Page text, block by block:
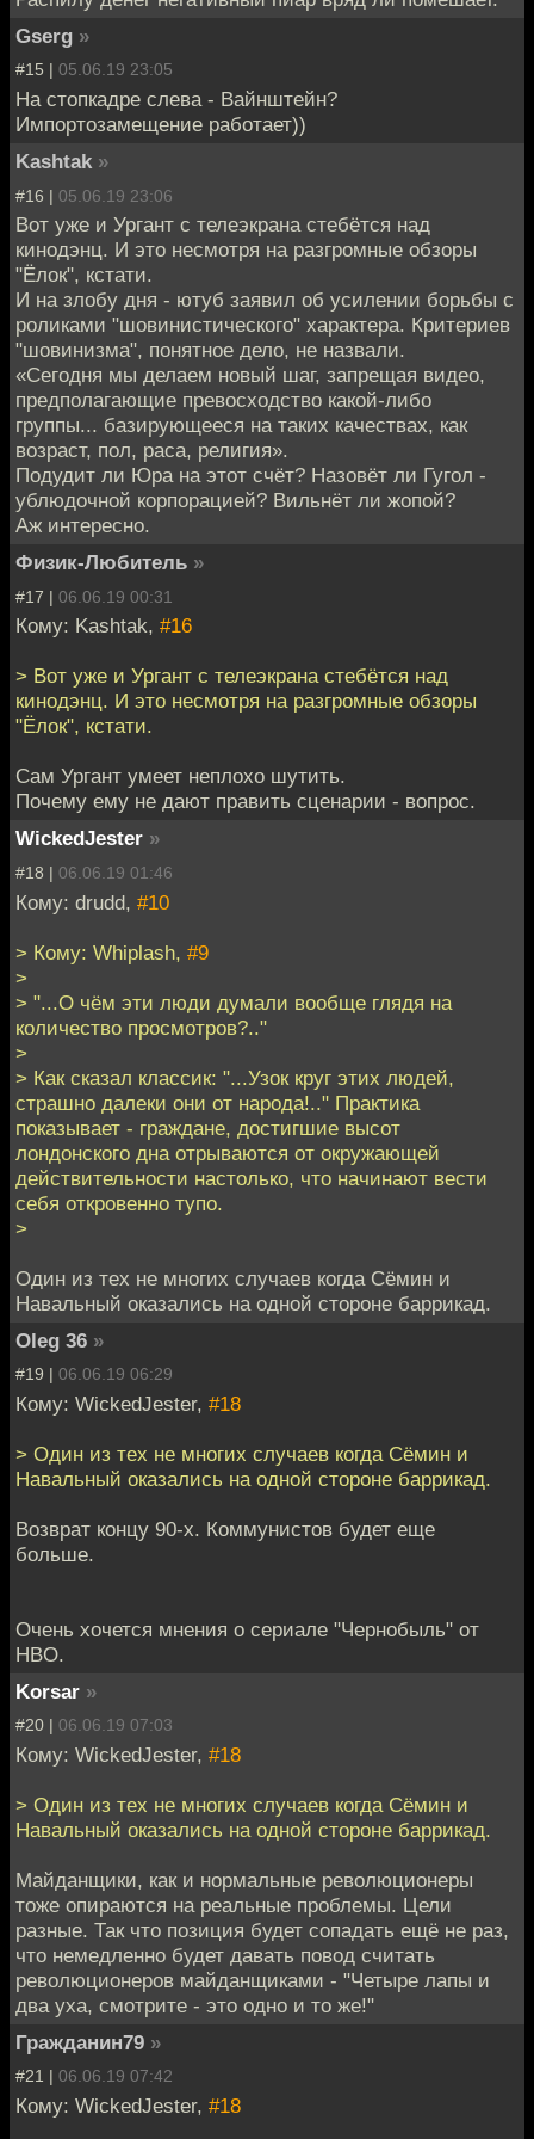
Gserg »
#15 | 05.06.19 23:05
На стопкадре слева - Вайнштейн?
Импортозамещение работает))
Kashtak »
#16 | 05.06.19 23:06
Вот уже и Ургант с телеэкрана стебётся над
кинодэнц. И это несмотря на разгромные обзоры
"Ёлок", кстати.
И на злобу дня - ютуб заявил об усилении борьбы с
роликами "шовинистического" характера. Критериев
"шовинизма", понятное дело, не назвали.
«Сегодня мы делаем новый шаг, запрещая видео,
предполагающие превосходство какой-либо
группы... базирующееся на таких качествах, как
возраст, пол, раса, религия».
Подудит ли Юра на этот счёт? Назовёт ли Гугол -
ублюдочной корпорацией? Вильнёт ли жопой?
Аж интересно.
Физик-Любитель »
#17 | 06.06.19 00:31
Кому: Kashtak, #16
> Вот уже и Ургант с телеэкрана стебётся над
кинодэнц. И это несмотря на разгромные обзоры
"Ёлок", кстати.
Сам Ургант умеет неплохо шутить.
Почему ему не дают править сценарии - вопрос.
WickedJester »
#18 | 06.06.19 01:46
Кому: drudd, #10
> Кому: Whiplash, #9
>
> "...О чём эти люди думали вообще глядя на
количество просмотров?.."
>
> Как сказал классик: "...Узок круг этих людей,
страшно далеки они от народа!.." Практика
показывает - граждане, достигшие высот
лондонского дна отрываются от окружающей
действительности настолько, что начинают вести
себя откровенно тупо.
>
Один из тех не многих случаев когда Сёмин и
Навальный оказались на одной стороне баррикад.
Oleg 36 »
#19 | 06.06.19 06:29
Кому: WickedJester, #18
> Один из тех не многих случаев когда Сёмин и
Навальный оказались на одной стороне баррикад.
Возврат концу 90-х. Коммунистов будет еще
больше.
Очень хочется мнения о сериале "Чернобыль" от
HBO.
Korsar »
#20 | 06.06.19 07:03
Кому: WickedJester, #18
> Один из тех не многих случаев когда Сёмин и
Навальный оказались на одной стороне баррикад.
Майданщики, как и нормальные революционеры
тоже опираются на реальные проблемы. Цели
разные. Так что позиция будет сопадать ещё не раз,
что немедленно будет давать повод считать
революционеров майданщиками - "Четыре лапы и
два уха, смотрите - это одно и то же!"
Гражданин79 »
#21 | 06.06.19 07:42
Кому: WickedJester, #18